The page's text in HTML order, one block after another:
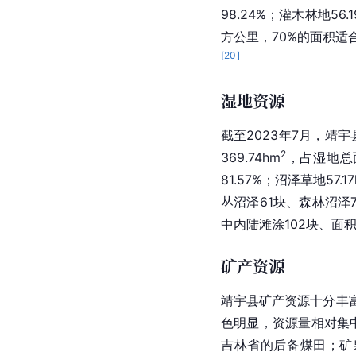
98.24%；灌木林地
方公里，70%的面积适
[20]
湿地资源
截至2023年7月，靖宇
369.74hm2 ，占湿地
81.57%；沼泽草地
丛沼泽61块、森林沼泽
中内陆滩涂102块、面
矿产资源
靖宇县矿产资源十分丰
色明显，资源量相对
吉林省的后备煤田；